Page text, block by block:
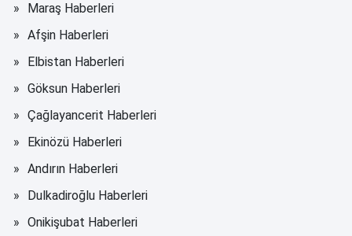
Maraş Haberleri
Afşin Haberleri
Elbistan Haberleri
Göksun Haberleri
Çağlayancerit Haberleri
Ekinözü Haberleri
Andırın Haberleri
Dulkadiroğlu Haberleri
Onikişubat Haberleri